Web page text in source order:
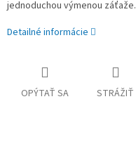
jednoduchou výmenou záťaže.
Detailné informácie
OPÝTAŤ SA STRÁŽIŤ